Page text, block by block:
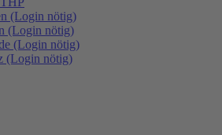
(Login nötig)
(Login nötig)
(Login nötig)
(Login nötig)